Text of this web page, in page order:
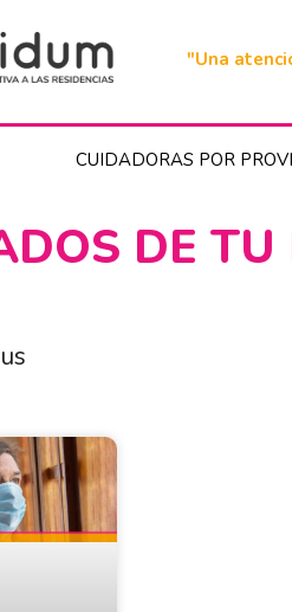
"Una
CUIDADORAS POR
DE